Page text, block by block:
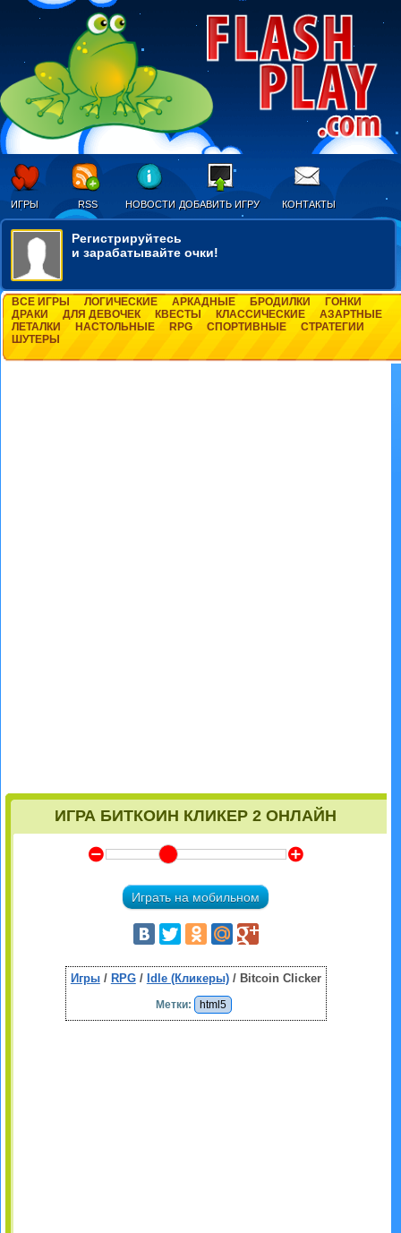
ИГРЫ RSS НОВОСТИ ДОБАВИТЬ ИГРУ КОНТАКТЫ
Регистрируйтесь
и зарабатывайте очки!
ВСЕ ИГРЫ ЛОГИЧЕСКИЕ АРКАДНЫЕ БРОДИЛКИ
ГОНКИ
ДРАКИ
ДЛЯ ДЕВОЧЕК КВЕСТЫ КЛАССИЧЕСКИЕ
АЗАРТНЫЕ
ЛЕТАЛКИ
НАСТОЛЬНЫЕ RPG СПОРТИВНЫЕ
СТРАТЕГИИ
ШУТЕРЫ
ИГРА БИТКОИН КЛИКЕР 2 ОНЛАЙН
Y Z
Играть на мобильном
Игры/ RPG/ Idle (Кликеры)/ Bitcoin Clicker
Метки: html5